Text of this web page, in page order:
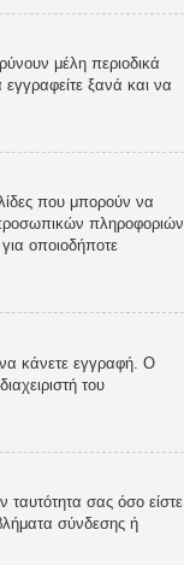
μέλη περιοδικά
ξανά και να
που μπορούν να
πληροφοριών
οποιοδήποτε
να κάνετε εγγραφή. Ο
του
ταυτότητα σας όσο είστε
σύνδεσης ή